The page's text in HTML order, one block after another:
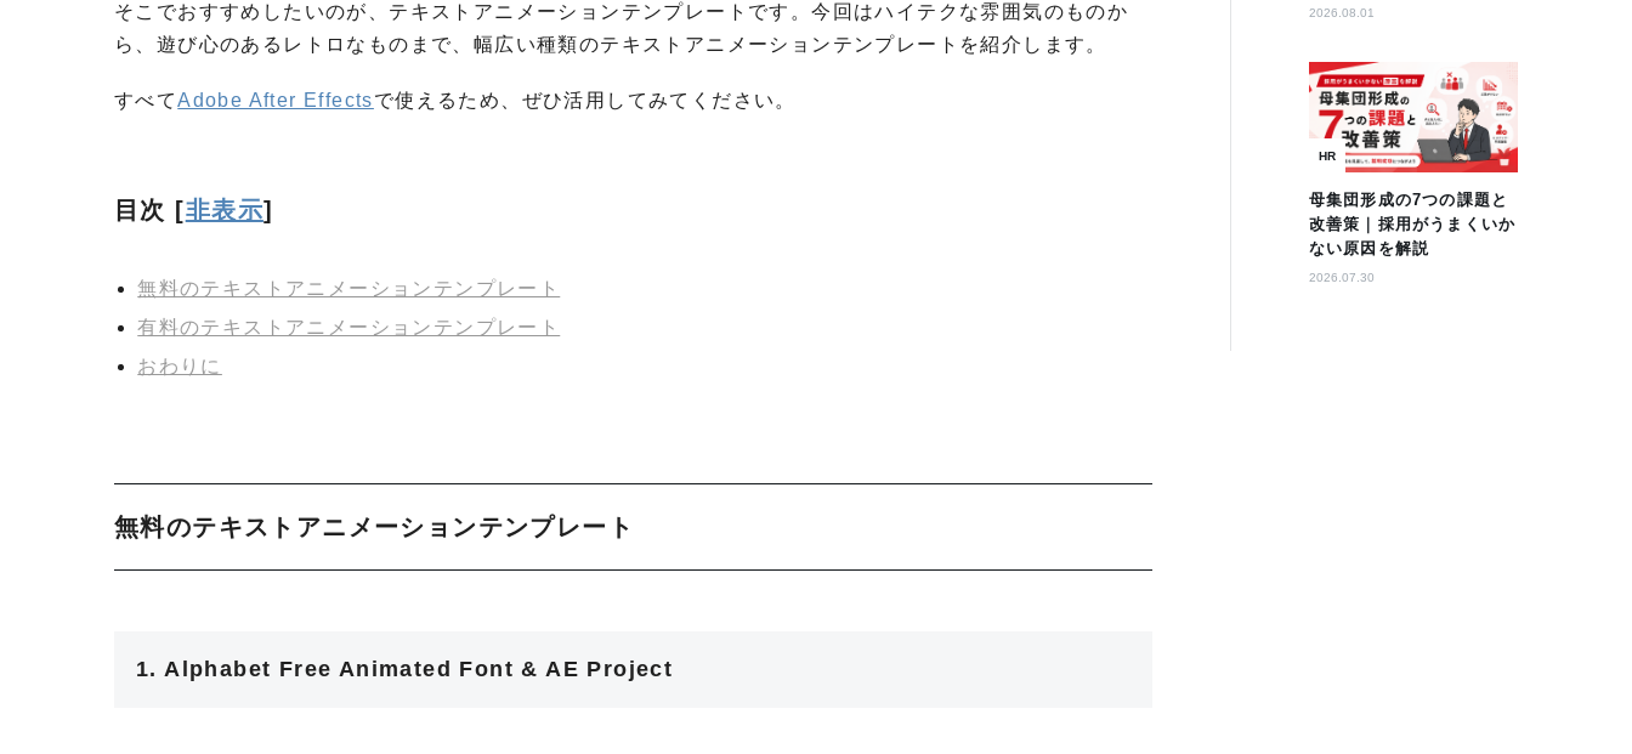
そこでおすすめしたいのが、テキストアニメーションテンプレートです。今回はハイテクな雰囲気のものか
ら、遊び心のあるレトロなものまで、幅広い種類のテキストアニメーションテンプレートを紹介します。
すべてAdobe After Effectsで使えるため、ぜひ活用してみてください。
目次 [非表示]
無料のテキストアニメーションテンプレート
有料のテキストアニメーションテンプレート
おわりに
無料のテキストアニメーションテンプレート
1. Alphabet Free Animated Font & AE Project
2026.08.01
HR
母集団形成の7つの課題と
改善策｜採用がうまくいか
ない原因を解説
2026.07.30